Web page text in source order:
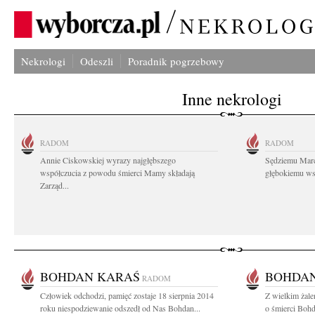
Nekrologi Odeszli Poradnik pogrzebowy
Inne nekrologi
RADOM
Annie Ciskowskiej wyrazy najgłębszego
współczucia z powodu śmierci Mamy składają
Zarząd...
RADOM
Sędziemu
głębokiemu
BOHDAN KARAŚ RADOM
Człowiek odchodzi, pamięć zostaje 18 sierpnia 2014
roku niespodziewanie odszedł od Nas Bohdan...
Z wielkim
o śmierci